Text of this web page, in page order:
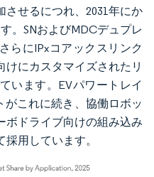
させるにつれ、2031年にか
。SNおよびMDCデュプレ
らにIPxコアックスリンク
にカスタマイズされたリ
います。EVパワートレイ
がこれに続き、協働ロボッ
ボドライブ向けの組み込み
用しています。